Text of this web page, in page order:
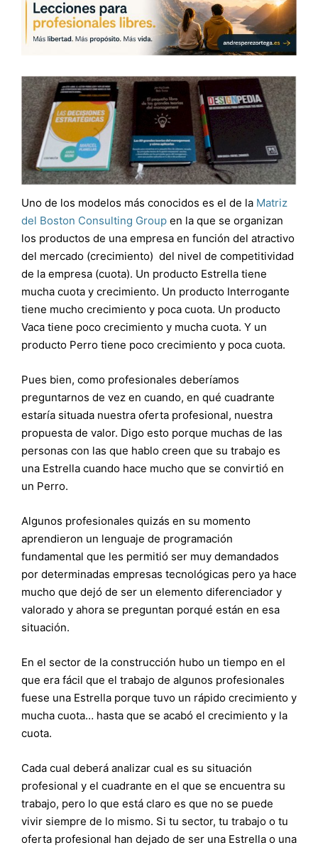
Uno de los modelos más conocidos es el de la Matriz
del Boston Consulting Group en la que se organizan
los productos de una empresa en función del atractivo
del mercado (crecimiento) del nivel de competitividad
de la empresa (cuota). Un producto Estrella tiene
mucha cuota y crecimiento. Un producto Interrogante
tiene mucho crecimiento y poca cuota. Un producto
Vaca tiene poco crecimiento y mucha cuota. Y un
producto Perro tiene poco crecimiento y poca cuota.
Pues bien, como profesionales deberíamos
preguntarnos de vez en cuando, en qué cuadrante
estaría situada nuestra oferta profesional, nuestra
propuesta de valor. Digo esto porque muchas de las
personas con las que hablo creen que su trabajo es
una Estrella cuando hace mucho que se convirtió en
un Perro.
Algunos profesionales quizás en su momento
aprendieron un lenguaje de programación
fundamental que les permitió ser muy demandados
por determinadas empresas tecnológicas pero ya hace
mucho que dejó de ser un elemento diferenciador y
valorado y ahora se preguntan porqué están en esa
situación.
En el sector de la construcción hubo un tiempo en el
que era fácil que el trabajo de algunos profesionales
fuese una Estrella porque tuvo un rápido crecimiento y
mucha cuota… hasta que se acabó el crecimiento y la
cuota.
Cada cual deberá analizar cual es su situación
profesional y el cuadrante en el que se encuentra su
trabajo, pero lo que está claro es que no se puede
vivir siempre de lo mismo. Si tu sector, tu trabajo o tu
oferta profesional han dejado de ser una Estrella o una